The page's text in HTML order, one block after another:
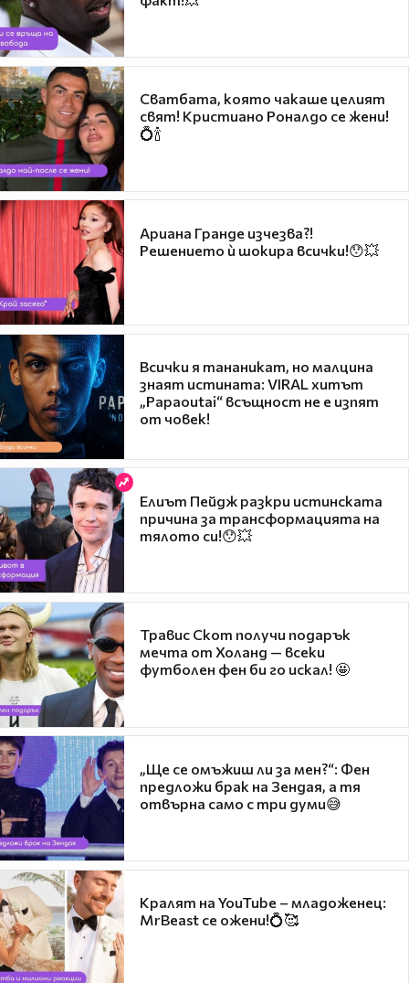
Сватбата, която чакаше целият
свят! Кристиано Роналдо се жени!
💍🍾
Ариана Гранде изчезва?!
Решението ѝ шокира всички!😯💥
Всички я тананикат, но малцина
знаят истината: VIRAL хитът
„Papaoutai“ всъщност не е изпят
от човек!
Елиът Пейдж разкри истинската
причина за трансформацията на
тялото си!😯💥
Травис Скот получи подарък
мечта от Холанд — всеки
футболен фен би го искал! 🤩
„Ще се омъжиш ли за мен?“: Фен
предложи брак на Зендая, а тя
отвърна само с три думи😅
Кралят на YouTube – младоженец:
MrBeast се ожени!💍🥰